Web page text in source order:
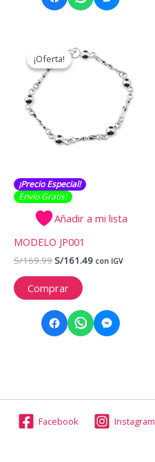
¡Oferta!
¡Precio Especial!
Envío Gratis​​​!
¡Oferta!
Añadir a mi lista
MODELO JP001
S/169.99El
original
era:
S/161.49Elcon IGV
Comprar
Facebook Instagram